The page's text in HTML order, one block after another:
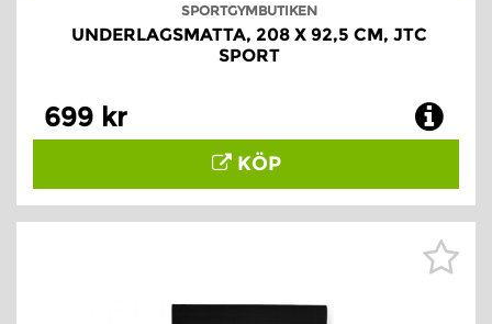
SPORTGYMBUTIKEN
UNDERLAGSMATTA, 208 X 92,5 CM, JTC
SPORT
699 kr
KÖP